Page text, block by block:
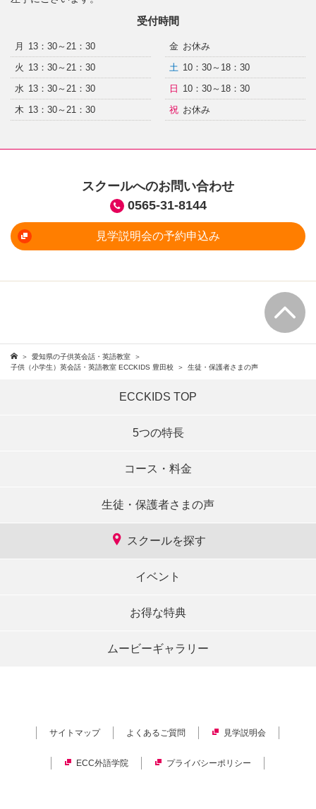
受付時間
月
13：30～21：30
火 13：30～21：30
水 13：30～21：30
木 13：30～21：30
金 お休み
土 10：30～18：30
日
10：30～18：30
祝 お休み
スクールへのお問い合わせ
0565-31-8144
見学説明会の予約申込み
愛知県の子供英会話・英語教室
子供（小学生）英会話・英語教室 ECCKIDS 豊田校
生徒・保護者さまの声
ECCKIDS TOP
5つの特長
コース・料金
生徒・保護者さまの声
スクールを探す
イベント
お得な特典
ムービーギャラリー
サイトマップ よくあるご質問 見学説明会
ECC外語学院 プライバシーポリシー